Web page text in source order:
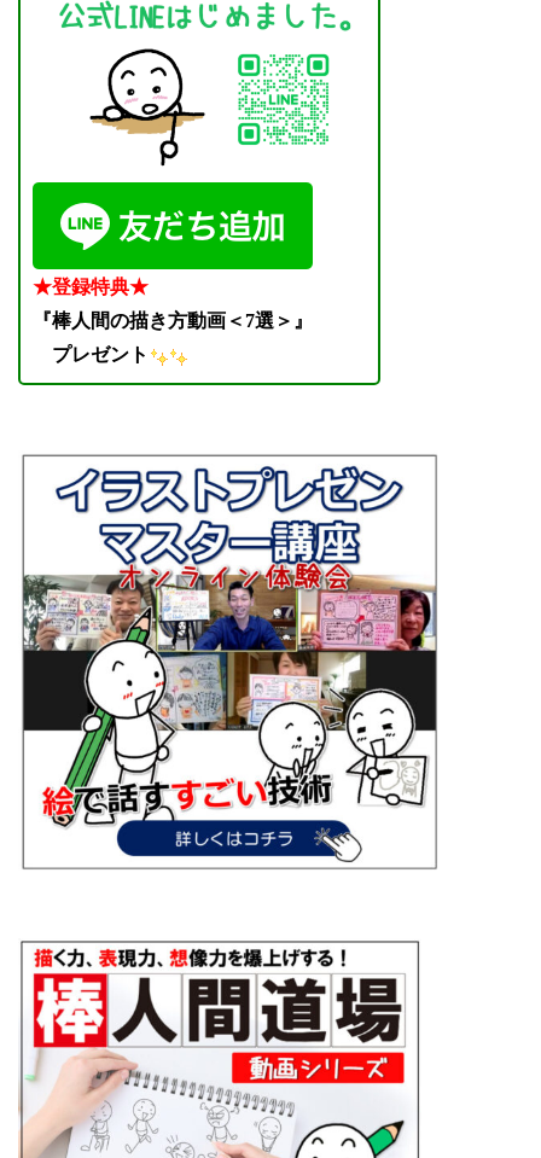
★登録特典★
『棒人間の描き方動画＜7選＞』
プレゼント